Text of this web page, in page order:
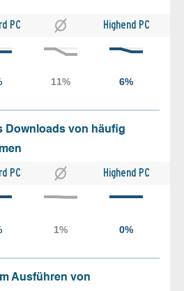
PC Highend PC
Downloads von häufig
PC Highend PC
Ausführen von